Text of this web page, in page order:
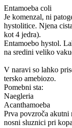
Entamoeba coli
Je komenzal, ni
hystolitice. Njena
kot 4 jedra).
Entamoebo hystol.
na sredini veliko
V naravi so lahko
tersko amebiozo.
Pomebni sta:
Naegleria
Acanthamoeba
Prva povzroča
nosni sluznici pri